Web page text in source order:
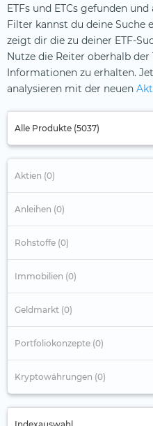
ETFs und ETCs gefunden
Filter kannst du deine Suche
zeigt dir die zu deiner ETF-
Nutze die Reiter oberhalb
Informationen zu erhalten.
analysieren mit der neuen
Alle Produkte (5037)
Aktien (0)
Anleihen (0)
Rohstoffe (0)
Immobilien (0)
Geldmarkt (0)
Portfoliokonzepte (0)
Kryptowährungen (0)